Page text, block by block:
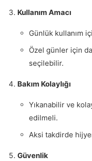
Kullanım Amacı
Günlük kullanım
Özel günler için
seçilebilir.
Bakım Kolaylığı
Yıkanabilir ve
edilmeli.
Aksi takdirde
Güvenlik